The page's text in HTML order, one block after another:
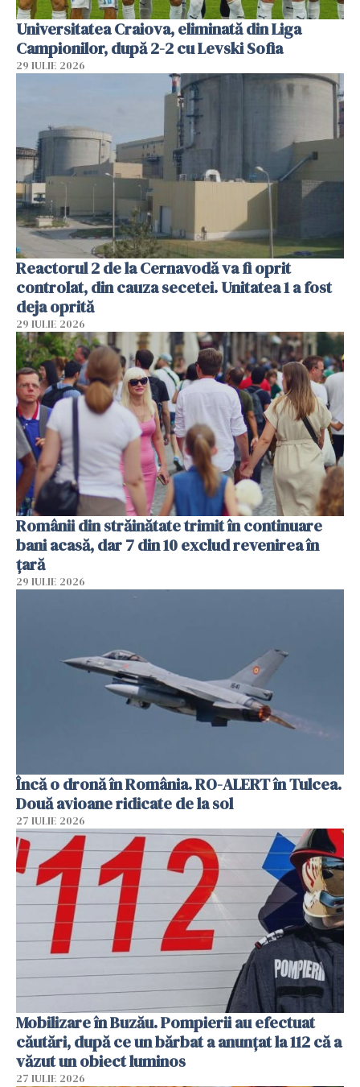
Universitatea Craiova, eliminată din Liga
Campionilor, după 2-2 cu Levski Sofia
29 IULIE 2026
Reactorul 2 de la Cernavodă va fi oprit
controlat, din cauza secetei. Unitatea 1 a fost
deja oprită
29 IULIE 2026
Românii din străinătate trimit în continuare
bani acasă, dar 7 din 10 exclud revenirea în
țară
29 IULIE 2026
Încă o dronă în România. RO-ALERT în Tulcea.
Două avioane ridicate de la sol
27 IULIE 2026
Mobilizare în Buzău. Pompierii au efectuat
căutări, după ce un bărbat a anunțat la 112 că a
văzut un obiect luminos
27 IULIE 2026